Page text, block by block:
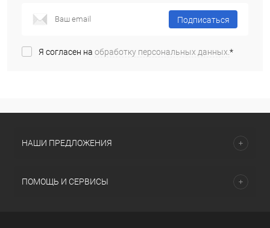
Подписаться
Я согласен на обработку персональных данных.*
НАШИ ПРЕДЛОЖЕНИЯ
ПОМОЩЬ И СЕРВИСЫ